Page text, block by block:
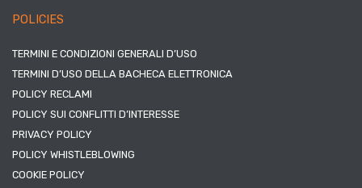
POLICIES
TERMINI E CONDIZIONI GENERALI D’USO
TERMINI D’USO DELLA BACHECA ELETTRONICA
POLICY RECLAMI
POLICY SUI CONFLITTI D’INTERESSE
PRIVACY POLICY
POLICY WHISTLEBLOWING
COOKIE POLICY